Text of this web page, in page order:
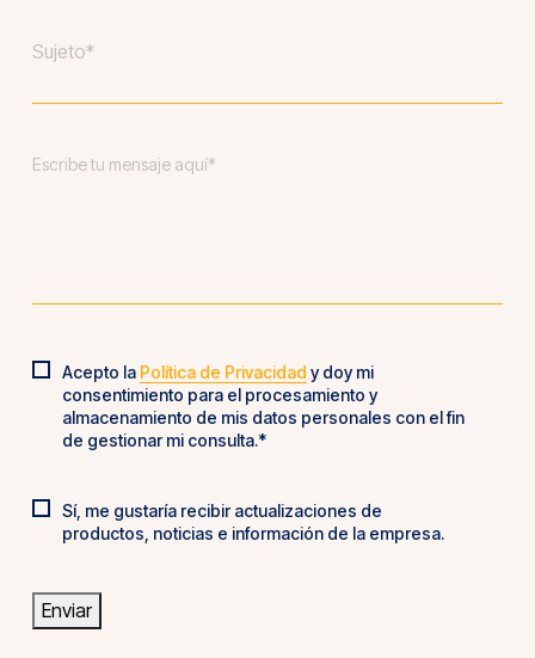
Asunto*
Mensaje *
Política
privacidad
Acepto la Política de Privacidad y doy mi
consentimiento para el procesamiento y
almacenamiento de mis datos personales con el fin
de gestionar mi consulta.*
Actualizaciones
productos
Sí, me gustaría recibir actualizaciones de
productos, noticias e información de la empresa.
Enviar